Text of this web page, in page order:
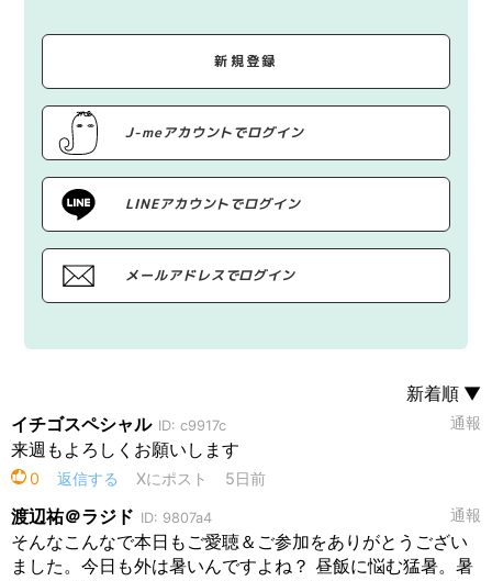
新規登録
J-meアカウントでログイン
LINEアカウントでログイン
メールアドレスでログイン